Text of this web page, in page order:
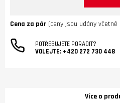
Cena za pár (ceny jsou udány včetně
POTŘEBUJETE PORADIT?
VOLEJTE: +420 272 730 448
Více o